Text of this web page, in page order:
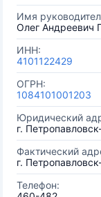
Имя
Олег Андреевич
ИНН:
4101122429
ОГРН:
1084101001203
Юридический
г.
Фактический
г.
Телефон: